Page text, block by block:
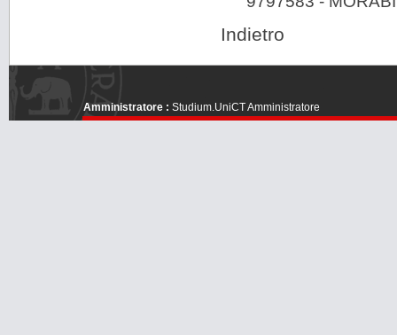
Indietro
Amministratore : Studium.UniCT Amministratore